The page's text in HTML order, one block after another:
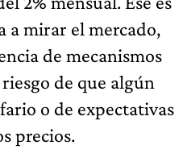
a mirar el mercado,
de mecanismos
de que algún
o de expectativas
precios.